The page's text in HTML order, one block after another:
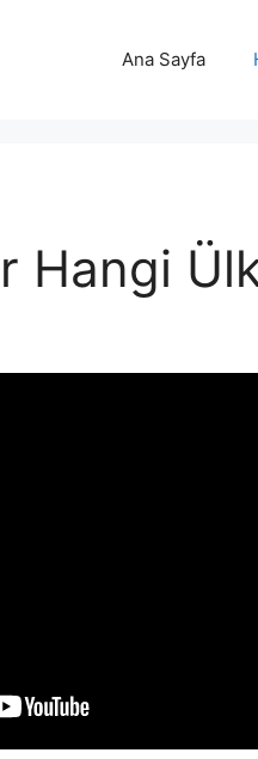
Ana Sayfa
Hangi